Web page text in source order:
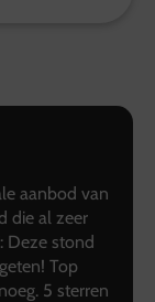
aanbod van
die al zeer
Deze stond
Top
5 sterren